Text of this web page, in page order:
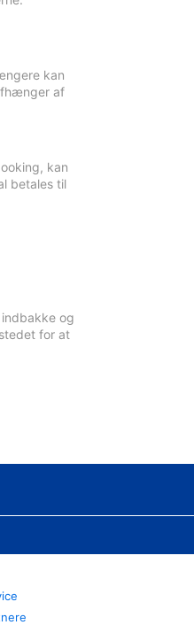
kan
af
kan
betales til
og
for at